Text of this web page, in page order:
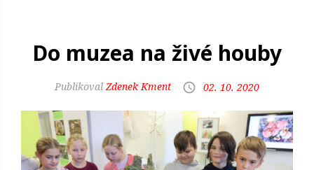
Do muzea na živé houby
Zdenek Kment 02. 10. 2020